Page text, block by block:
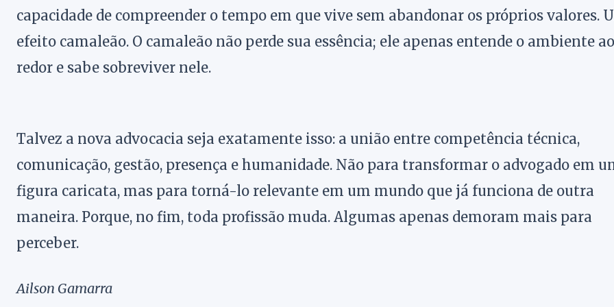
capacidade de compreender o tempo em que vive sem abandonar os próprios valores.
efeito camaleão. O camaleão não perde sua essência; ele apenas entende o ambiente ao
redor e sabe sobreviver nele.
Talvez a nova advocacia seja exatamente isso: a união entre competência técnica,
comunicação, gestão, presença e humanidade. Não para transformar o advogado em
figura caricata, mas para torná-lo relevante em um mundo que já funciona de outra
maneira. Porque, no fim, toda profissão muda. Algumas apenas demoram mais para
perceber.
Ailson Gamarra